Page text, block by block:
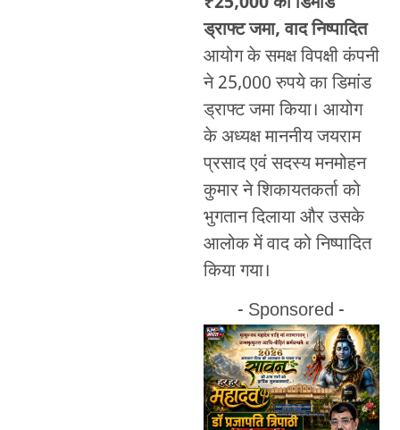
ड्राफ्ट जमा, वाद निष्पादित
आयोग के समक्ष विपक्षी कंपनी
ने 25,000 रुपये का डिमांड
ड्राफ्ट जमा किया। आयोग
के अध्यक्ष माननीय जयराम
प्रसाद एवं सदस्य मनमोहन
कुमार ने शिकायतकर्ता को
भुगतान दिलाया और उसके
आलोक में वाद को निष्पादित
किया गया।
- Sponsored -